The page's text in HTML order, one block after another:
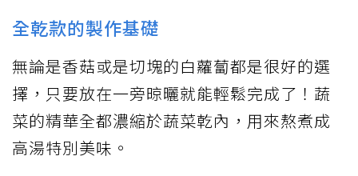
全乾款的製作基礎
無論是香菇或是切塊的白蘿蔔都是很好的選
擇，只要放在一旁晾曬就能輕鬆完成了！蔬
菜的精華全都濃縮於蔬菜乾內，用來熬煮成
高湯特別美味。